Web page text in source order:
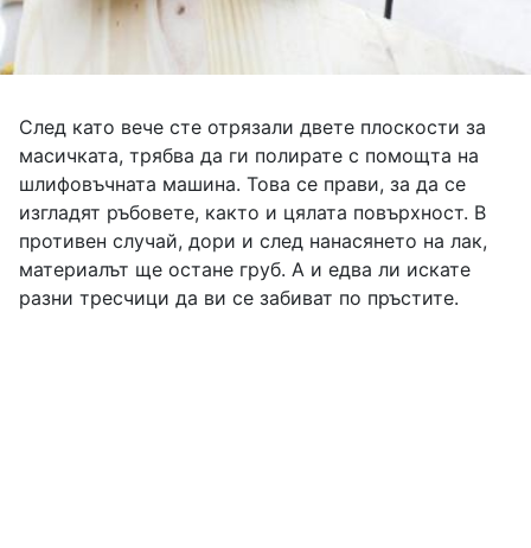
След като вече сте отрязали двете плоскости за
масичката, трябва да ги полирате с помощта на
шлифовъчната машина. Това се прави, за да се
изгладят ръбовете, както и цялата повърхност. В
противен случай, дори и след нанасянето на лак,
материалът ще остане груб. А и едва ли искате
разни тресчици да ви се забиват по пръстите.